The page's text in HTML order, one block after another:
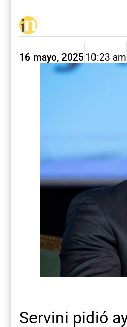
16 mayo, 2025 10:23 am
Servini pidió